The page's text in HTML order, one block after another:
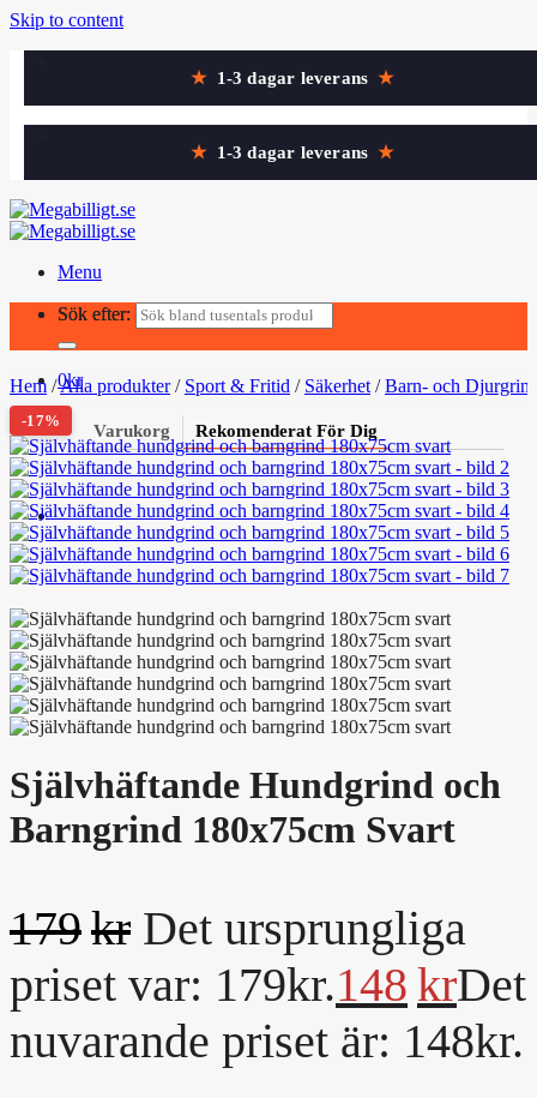
Skip to content
★ 1-3 dagar leverans ★
★ 1-3 dagar leverans ★
Menu
Sök efter:
0kr
Varukorg Rekomenderat För Dig
Sök efter:
Hem /Alla produkter / Sport & Fritid / Säkerhet / Barn- och
-17%
Självhäftande Hundgrind och
Barngrind 180x75cm Svart
179kr Det ursprungliga
priset var: 179kr.148 krDet
nuvarande priset är: 148kr.